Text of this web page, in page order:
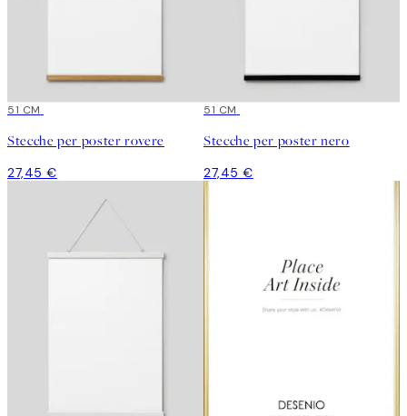
51 CM
Stecche per poster rovere
27,45 €
51 CM
Stecche per poster nero
27,45 €